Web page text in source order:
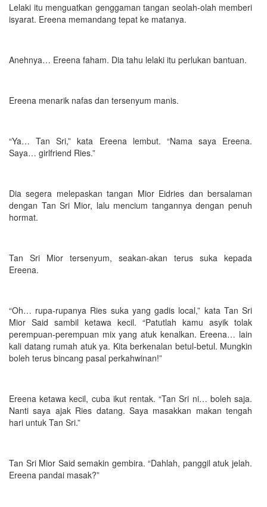
Lelaki itu menguatkan genggaman tangan seolah-olah memberi
isyarat. Ereena memandang tepat ke matanya.
Anehnya… Ereena faham. Dia tahu lelaki itu perlukan bantuan.
Ereena menarik nafas dan tersenyum manis.
“Ya… Tan Sri,” kata Ereena lembut. “Nama saya Ereena.
Saya… girlfriend Ries.”
Dia segera melepaskan tangan Mior Eidries dan bersalaman
dengan Tan Sri Mior, lalu mencium tangannya dengan penuh
hormat.
Tan Sri Mior tersenyum, seakan-akan terus suka kepada
Ereena.
“Oh… rupa-rupanya Ries suka yang gadis local,” kata Tan Sri
Mior Said sambil ketawa kecil. “Patutlah kamu asyik tolak
perempuan-perempuan mix yang atuk kenalkan. Ereena… lain
kali datang rumah atuk ya. Kita berkenalan betul-betul. Mungkin
boleh terus bincang pasal perkahwinan!”
Ereena ketawa kecil, cuba ikut rentak. “Tan Sri ni… boleh saja.
Nanti saya ajak Ries datang. Saya masakkan makan tengah
hari untuk Tan Sri.”
Tan Sri Mior Said semakin gembira. “Dahlah, panggil atuk jelah.
Ereena pandai masak?”